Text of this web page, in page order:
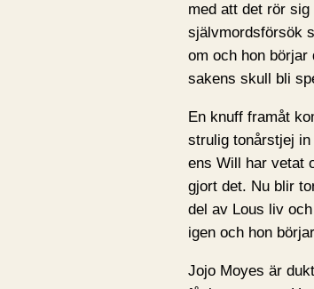
med att det rör
självmordsförsök
om och hon börjar
sakens skull bli
En knuff framåt
strulig tonårstjej
ens Will har vetat
gjort det. Nu blir
del av Lous liv
igen och hon
Jojo Moyes är